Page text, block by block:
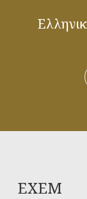
ΕΧΕΜ